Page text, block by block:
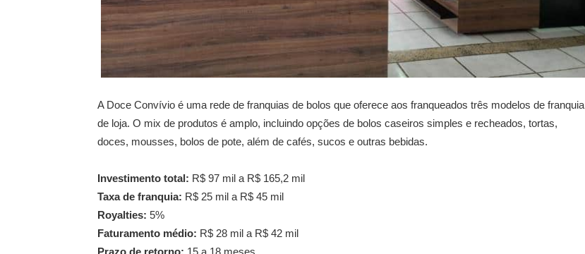
A Doce Convívio é uma rede de franquias de bolos que oferece aos franqueados três modelos de franquia
de loja. O mix de produtos é amplo, incluindo opções de bolos caseiros simples e recheados, tortas,
doces, mousses, bolos de pote, além de cafés, sucos e outras bebidas.
Investimento total: R$ 97 mil a R$ 165,2 mil
Taxa de franquia: R$ 25 mil a R$ 45 mil
Royalties: 5%
Faturamento médio: R$ 28 mil a R$ 42 mil